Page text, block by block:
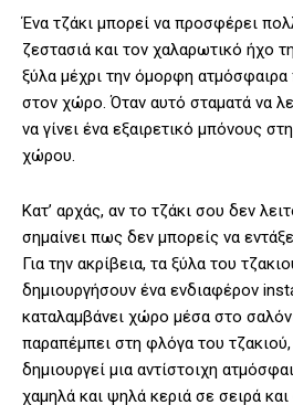
Ένα τζάκι μπορεί να προσφέρει
ζεστασιά και τον χαλαρωτικό ήχο
ξύλα μέχρι την όμορφη
στον χώρο. Όταν αυτό σταματά να
να γίνει ένα εξαιρετικό μπόνους
χώρου.
Κατ’ αρχάς, αν το τζάκι σου δεν
σημαίνει πως δεν μπορείς να
Για την ακρίβεια, τα ξύλα του
δημιουργήσουν ένα ενδιαφέρον
καταλαμβάνει χώρο μέσα στο
παραπέμπει στη φλόγα του
δημιουργεί μια αντίστοιχη
χαμηλά και ψηλά κεριά σε σειρά και